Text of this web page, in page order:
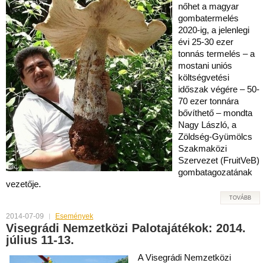
nőhet a magyar
gombatermelés
2020-ig, a jelenlegi
évi 25-30 ezer
tonnás termelés – a
mostani uniós
költségvetési
időszak végére – 50-
70 ezer tonnára
bővíthető – mondta
Nagy László, a
Zöldség-Gyümölcs
Szakmaközi
Szervezet (FruitVeB)
gombatagozatának
vezetője.
TOVÁBB
2014-07-09 Események
Visegrádi Nemzetközi Palotajátékok: 2014.
július 11-13.
A Visegrádi Nemzetközi